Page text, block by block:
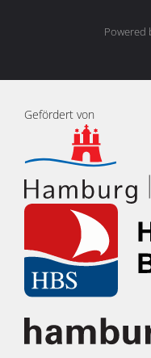
Powered
Gefördert von